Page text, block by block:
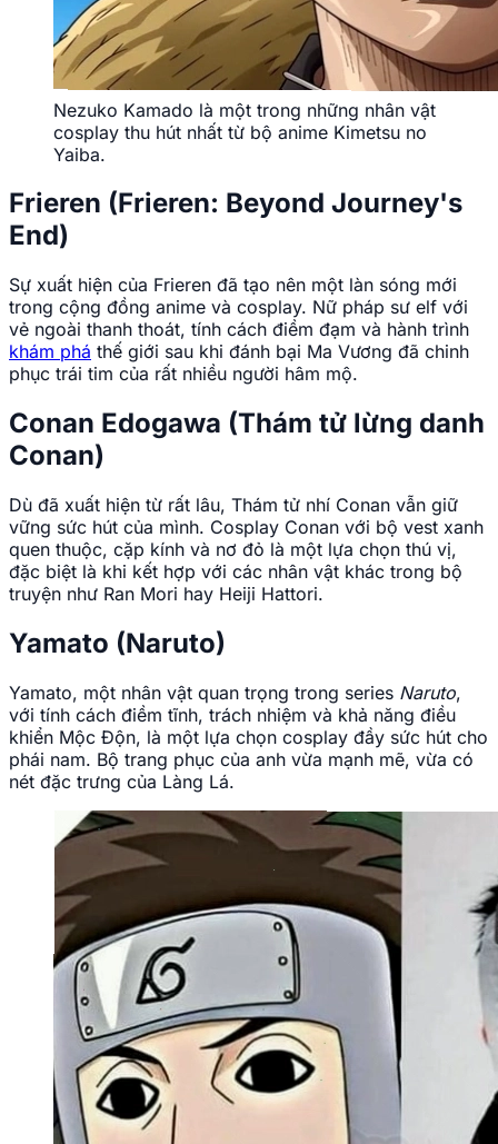
Nezuko Kamado là một trong những nhân vật
cosplay thu hút nhất từ bộ anime Kimetsu no
Yaiba.
Frieren (Frieren: Beyond Journey's
End)
Sự xuất hiện của Frieren đã tạo nên một làn sóng mới
trong cộng đồng anime và cosplay. Nữ pháp sư elf với
vẻ ngoài thanh thoát, tính cách điềm đạm và hành trình
khám phá thế giới sau khi đánh bại Ma Vương đã chinh
phục trái tim của rất nhiều người hâm mộ.
Conan Edogawa (Thám tử lừng danh
Conan)
Dù đã xuất hiện từ rất lâu, Thám tử nhí Conan vẫn giữ
vững sức hút của mình. Cosplay Conan với bộ vest xanh
quen thuộc, cặp kính và nơ đỏ là một lựa chọn thú vị,
đặc biệt là khi kết hợp với các nhân vật khác trong bộ
truyện như Ran Mori hay Heiji Hattori.
Yamato (Naruto)
Yamato, một nhân vật quan trọng trong series Naruto,
với tính cách điềm tĩnh, trách nhiệm và khả năng điều
khiển Mộc Độn, là một lựa chọn cosplay đầy sức hút cho
phái nam. Bộ trang phục của anh vừa mạnh mẽ, vừa có
nét đặc trưng của Làng Lá.